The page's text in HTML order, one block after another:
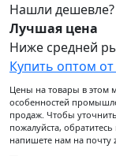
Нашли
Лучшая цена
Ниже средней
Купить оптом
Цены на товары в этом
особенностей
продаж. Чтобы
пожалуйста,
напишете нам на почту